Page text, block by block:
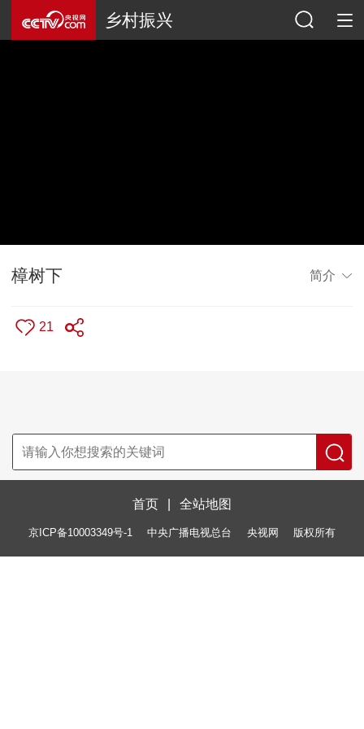
乡村振兴
樟树下 简介
21
首页 全站地图
京ICP备10003349号-1 中央广播电视总台 央视网 版权所有